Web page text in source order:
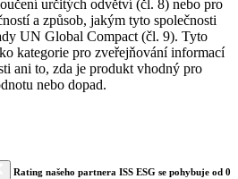
určitých odvětví (čl. 8) nebo pro
a způsob, jakým tyto společnosti
UN Global Compact (čl. 9). Tyto
kategorie pro zveřejňování informací
ani to, zda je produkt vhodný pro
nebo dopad.
Rating našeho partnera ISS ESG se pohybuje od 0